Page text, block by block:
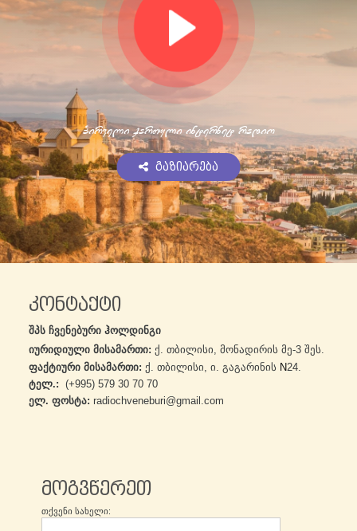
pirveli qarTuli internet radio
გაზიარება
კონტაქტი
შპს ჩვენებური ჰოლდინგი
იურიდიული მისამართი: ქ. თბილისი, მონადირის მე-3 შეს.
ფაქტიური მისამართი: ქ. თბილისი, ი. გაგარინის N24.
ტელ.:
(+995) 579 30 70 70
ელ. ფოსტა: radiochveneburi@gmail.com
მოგვწერეთ
თქვენი სახელი: